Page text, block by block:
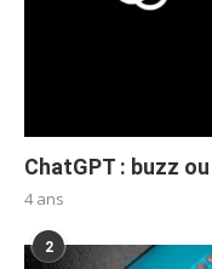
ChatGPT : buzz
4 ans
2